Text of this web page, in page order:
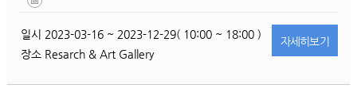
일시 2023-03-16 ~ 2023-12-29( 10:00 ~ 18:00 )
장소 Resarch & Art Gallery
자세히보기